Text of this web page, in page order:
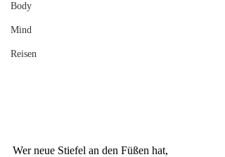
Body
Mind
Reisen
Wer neue Stiefel an den Füßen hat,